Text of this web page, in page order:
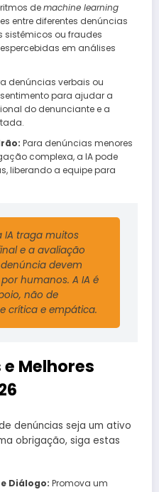
demachine learning
entre diferentes denúncias
ou fraudes
em análises
denúncias verbais ou
para ajudar a
do denunciante e a
Para denúncias menores
complexa, a IA pode
liberando a equipe para
IA traga muitos
e a avaliação
devem
humanos. A IA é
não de
crítica e empática.
Melhores
denúncias seja um ativo
obrigação, siga estas
Diálogo: Promova um